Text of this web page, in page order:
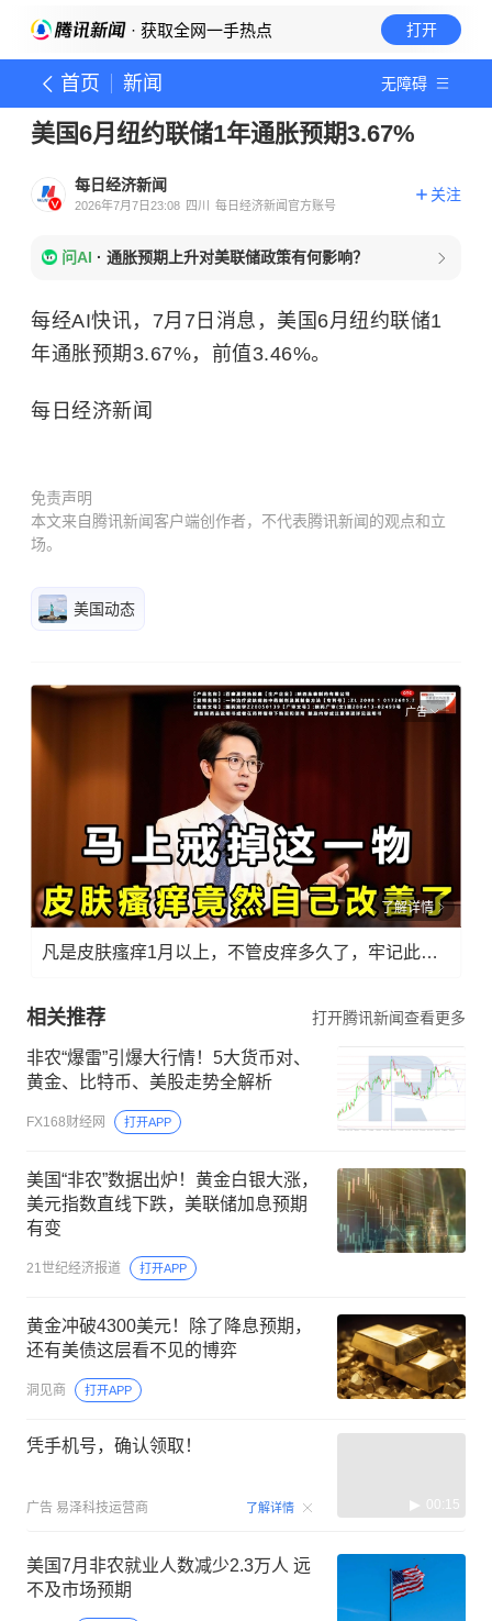
· 获取全网一手热点 打开
首页 新闻 无障碍
美国6月纽约联储1年通胀预期3.67%
每日经济新闻
2026年7月7日23:08 四川 每日经济新闻官方账号
关注
问AI · 通胀预期上升对美联储政策有何影响？
每经AI快讯，7月7日消息，美国6月纽约联储1
年通胀预期3.67%，前值3.46%。
每日经济新闻
免责声明
本文来自腾讯新闻客户端创作者，不代表腾讯新闻的观点和立
场。
美国动态
广告
了解详情
凡是皮肤瘙痒1月以上，不管皮痒多久了，牢记此法，快！准！狠！
相关推荐 打开腾讯新闻查看更多
非农“爆雷”引爆大行情！5大货币对、
黄金、比特币、美股走势全解析
FX168财经网 打开APP
美国“非农”数据出炉！黄金白银大涨，
美元指数直线下跌，美联储加息预期
有变
21世纪经济报道 打开APP
黄金冲破4300美元！除了降息预期，
还有美债这层看不见的博弈
洞见商 打开APP
凭手机号，确认领取！
广告 易泽科技运营商 了解详情 00:15
美国7月非农就业人数减少2.3万人 远
不及市场预期